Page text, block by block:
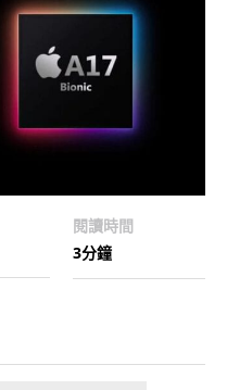
閱讀時間
3分鐘